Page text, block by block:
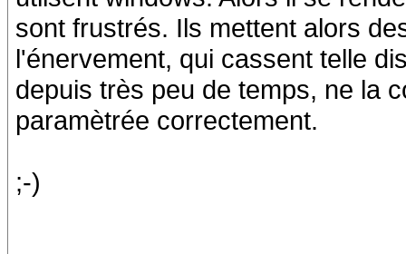
sont frustrés. Ils mettent alors
l'énervement, qui cassent telle
depuis très peu de temps, ne la
paramètrée correctement.
;-)